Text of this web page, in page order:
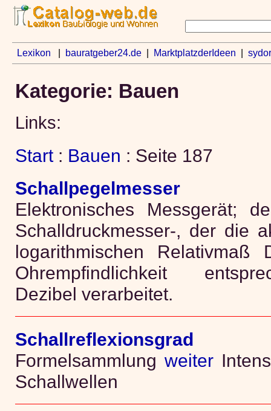
Lexikon bauratgeber24.de| MarktplatzderIdeen
Kategorie: Bauen
Links:
Start: Bauen : Seite 187
Schallpegelmesser
Elektronisches Messgerät;
Schalldruckmesser-, der die
logarithmischen
Ohrempfindlichkeit
Dezibel verarbeitet.
Schallreflexionsgrad
Formelsammlung weiter
Schallwellen